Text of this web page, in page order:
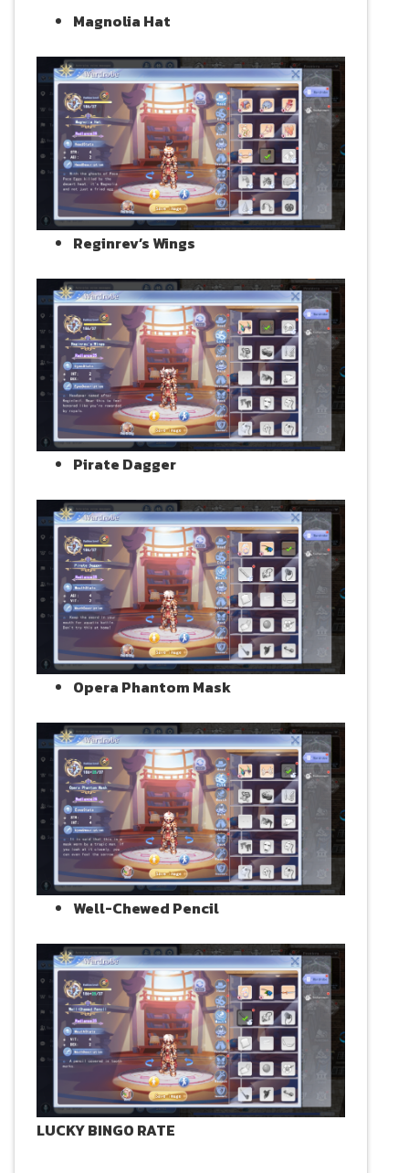
Magnolia Hat
Reginrev’s Wings
Pirate Dagger
Opera Phantom Mask
Well-Chewed Pencil
LUCKY BINGO RATE